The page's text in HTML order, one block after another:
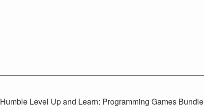
Humble Level Up and Learn: Programming Games Bundle